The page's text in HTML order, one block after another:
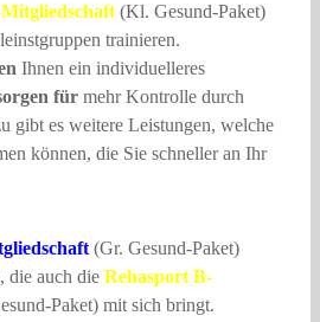
(Kl. Gesund-Paket)
trainieren.
Ihnen ein individuelleres
fürmehr Kontrolle durch
gibt es weitere Leistungen, welche
können, die Sie schneller an Ihr
(Gr. Gesund-Paket)
die auch die Rehasport B-
Paket) mit sich bringt.